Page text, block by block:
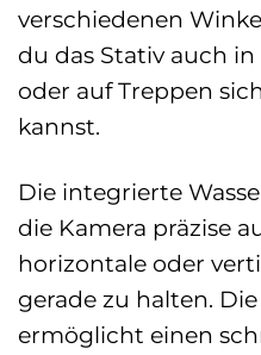
verschiedenen
du das Stativ auch
oder auf Treppen
kannst.
Die integrierte
die Kamera präzise
horizontale oder
gerade zu halten.
ermöglicht einen